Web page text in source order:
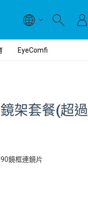
EyeComfi
架套餐(超過
鏡框連鏡片